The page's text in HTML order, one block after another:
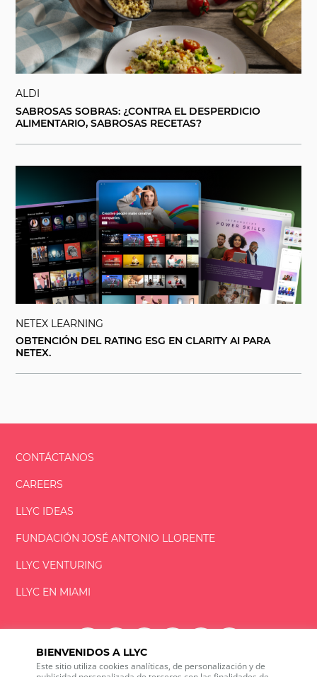
BIENVENIDOS A LLYC
Este sitio utiliza cookies analíticas, de personalización y de
ALDI
SABROSAS SOBRAS: ¿CONTRA EL DESPERDICIO
ALIMENTARIO, SABROSAS RECETAS?
NETEX LEARNING
OBTENCIÓN DEL RATING ESG EN CLARITY AI PARA
NETEX.
CONTÁCTANOS
CAREERS
LLYC IDEAS
FUNDACIÓNJOSÉ ANTONIO LLORENTE
LLYC VENTURING
LLYC EN MIAMI